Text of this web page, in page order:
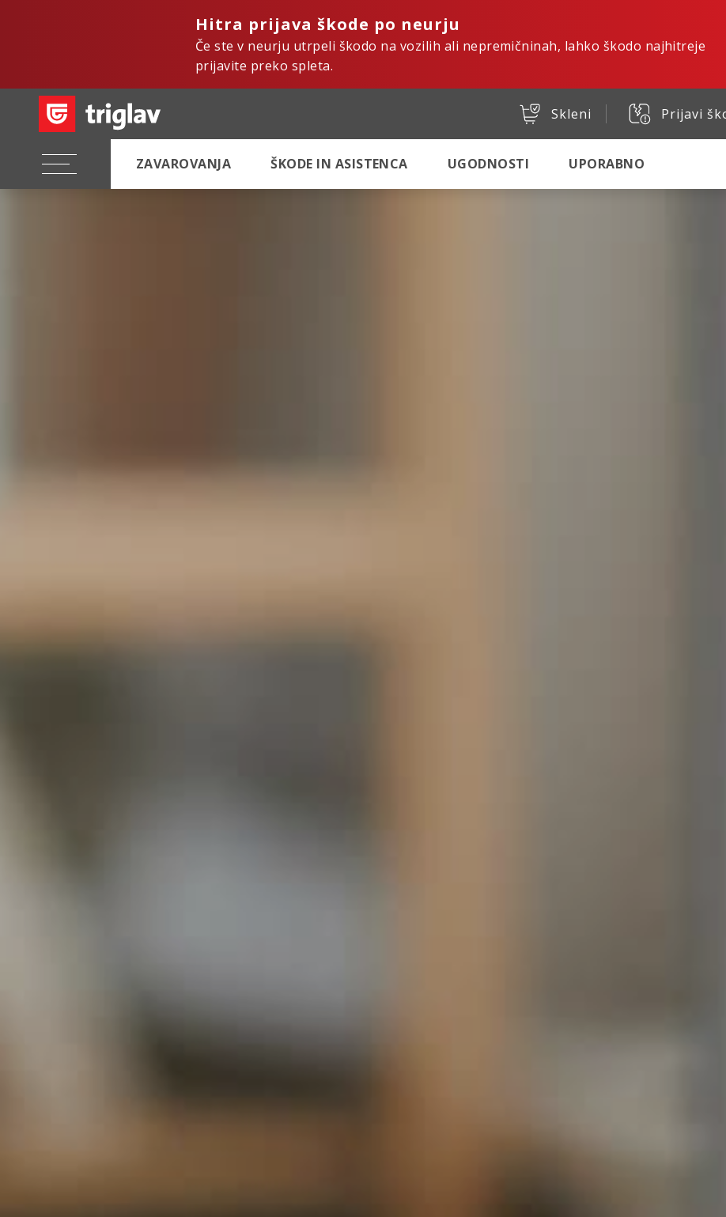
Hitra prijava škode po neurju
Če ste v neurju utrpeli škodo na vozilih ali nepremičninah, lahko škodo najhitreje
prijavite preko spleta.
Skleni Prijavi
ZAVAROVANJA ŠKODE IN ASISTENCA UGODNOSTI UPORABNO